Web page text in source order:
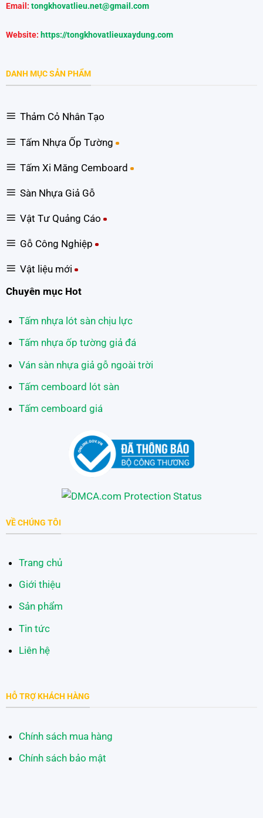
Email: tongkhovatlieu.net@gmail.com
Website: https://tongkhovatlieuxaydung.com
DANH MỤC SẢN PHẨM
Thảm Cỏ Nhân Tạo
Tấm Nhựa Ốp Tường
Tấm Xi Măng Cemboard
Sàn Nhựa Giả Gỗ
Vật Tư Quảng Cáo
Gỗ Công Nghiệp
Vật liệu mới
Chuyên mục Hot
Tấm nhựa lót sàn chịu lực
Tấm nhựa ốp tường giả đá
Ván sàn nhựa giả gỗ ngoài trời
Tấm cemboard lót sàn
Tấm cemboard giá
VỀ CHÚNG TÔI
Trang chủ
Giới thiệu
Sản phẩm
Tin tức
Liên hệ
HỖ TRỢ KHÁCH HÀNG
Chính sách mua hàng
Chính sách bảo mật